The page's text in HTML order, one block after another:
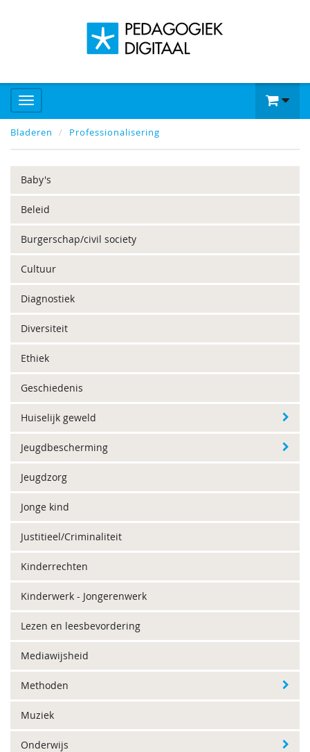
Bladeren Professionalisering
Baby's
Beleid
Burgerschap/civil society
Cultuur
Diagnostiek
Diversiteit
Ethiek
Geschiedenis
Huiselijk geweld
Jeugdbescherming
Jeugdzorg
Jonge kind
Justitieel/Criminaliteit
Kinderrechten
Kinderwerk - Jongerenwerk
Lezen en leesbevordering
Mediawijsheid
Methoden
Muziek
Onderwijs